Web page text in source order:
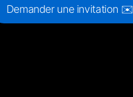
Demander une invitation ✉️